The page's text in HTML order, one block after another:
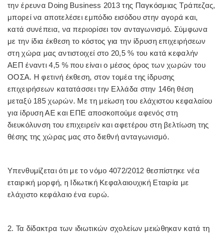
την έρευνα Doing Business 2013 της Παγκόσμιας Τράπεζας,
μπορεί να αποτελέσει εμπόδιο εισόδου στην αγορά και,
κατά συνέπεια, να περιορίσει τον ανταγωνισμό. Σύμφωνα
με την ίδια έκθεση το κόστος για την ίδρυση επιχειρήσεων
στη χώρα μας αντιστοιχεί στο 20,5 % του κατά κεφαλήν
ΑΕΠ έναντι 4,5 % που είναι ο μέσος όρος των χωρών του
ΟΟΣΑ. Η φετινή έκθεση, στον τομέα της ίδρυσης
επιχειρήσεων κατατάσσει την Ελλάδα στην 146η θέση
μεταξύ 185 χωρών. Με τη μείωση του ελάχιστου κεφαλαίου
για ίδρυση ΑΕ και ΕΠΕ αποσκοπούμε αφενός στη
διευκόλυνση του επιχειρείν και αφετέρου στη βελτίωση της
θέσης της χώρας μας στο διεθνή ανταγωνισμό.
Υπενθυμίζεται ότι με το νόμο 4072/2012 θεσπίστηκε νέα
εταιρική μορφή, η Ιδιωτική Κεφαλαιουχική Εταιρία με
ελάχιστο κεφάλαιο ένα ευρώ.
2. Τα δίδακτρα των ιδιωτικών σχολείων μειώθηκαν κατά τη